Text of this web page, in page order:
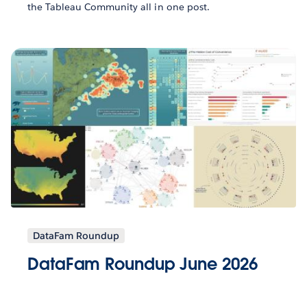
the Tableau Community all in one post.
DataFam Roundup
DataFam Roundup June 2026